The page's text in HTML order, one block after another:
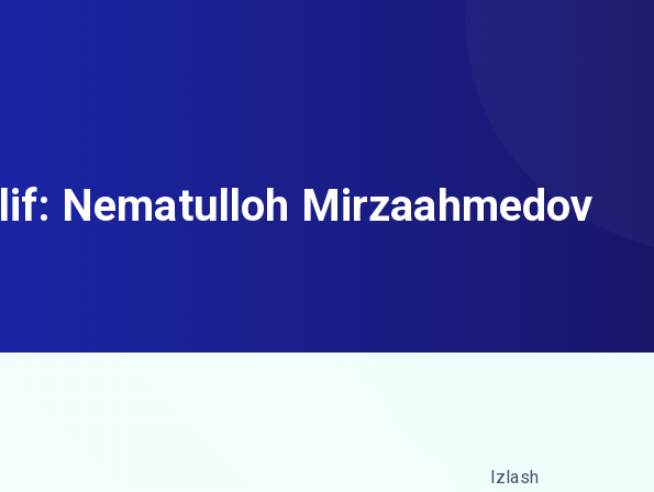
Nematulloh Mirzaahmedov
Izlash